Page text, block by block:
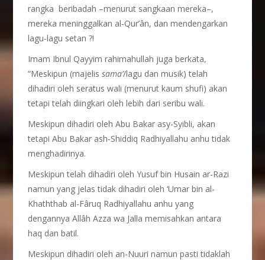
rangka beribadah –menurut sangkaan mereka–,
mereka meninggalkan al-Qur’ân, dan mendengarkan
lagu-lagu setan ?!
Imam Ibnul Qayyim rahimahullah juga berkata,
“Meskipun (majelissama’/lagu dan musik) telah
dihadiri oleh seratus wali (menurut kaum shufi) akan
tetapi telah diingkari oleh lebih dari seribu wali.
Meskipun dihadiri oleh Abu Bakar asy-Syibli, akan
tetapi Abu Bakar ash-Shiddiq Radhiyallahu anhu tidak
menghadirinya.
Meskipun telah dihadiri oleh Yusuf bin Husain ar-Razi
namun yang jelas tidak dihadiri oleh ‘Umar bin al-
Khaththab al-Fâruq Radhiyallahu anhu yang
dengannya Allâh Azza wa Jalla memisahkan antara
haq dan batil.
Meskipun dihadiri oleh an-Nuuri namun pasti tidaklah